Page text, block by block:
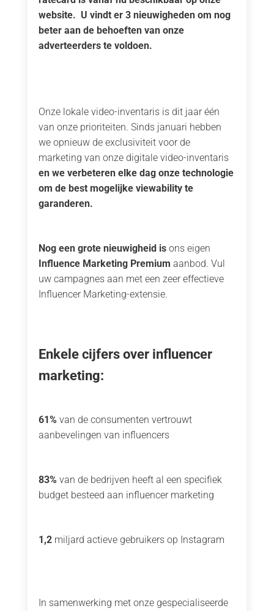
website. U vindt er 3 nieuwigheden om nog
beter aan de behoeften van onze
adverteerders te voldoen.
Onze lokale video-inventaris is dit jaar één
van onze prioriteiten. Sinds januari hebben
we opnieuw de exclusiviteit voor de
marketing van onze digitale video-inventaris
en we verbeteren elke dag onze technologie
om de best mogelijke viewability te
garanderen.
Nog een grote nieuwigheid isons eigen
Influence Marketing Premium aanbod. Vul
uw campagnes aan met een zeer effectieve
Influencer Marketing-extensie.
Enkele cijfers over influencer
marketing:
61% van de consumenten vertrouwt
aanbevelingen van influencers
83% van de bedrijven heeft al een specifiek
budget besteed aan influencer marketing
1,2 miljard actieve gebruikers op Instagram
In samenwerking met onze gespecialiseerde